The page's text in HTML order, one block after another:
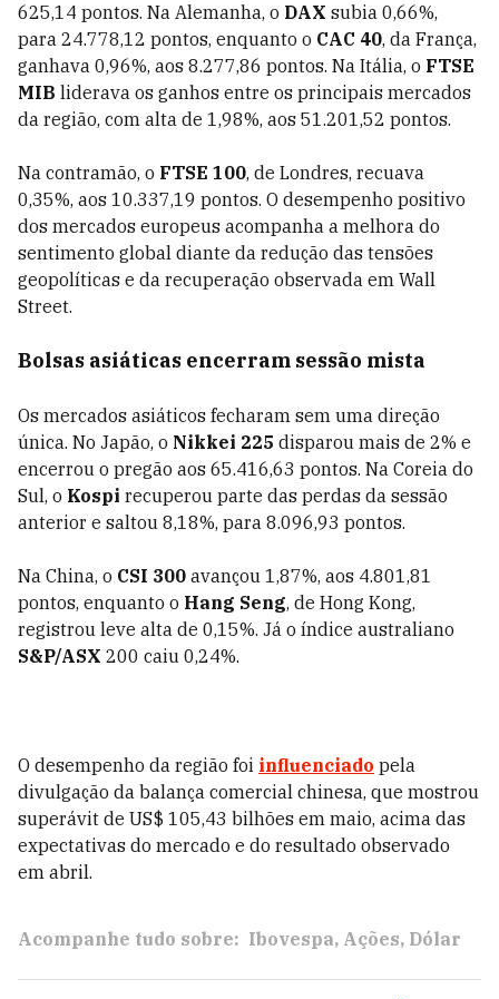
625,14 pontos. Na Alemanha, o DAX subia 0,66%,
para 24.778,12 pontos, enquanto o CAC 40, da França,
ganhava 0,96%, aos 8.277,86 pontos. Na Itália, o FTSE
MIB liderava os ganhos entre os principais mercados
da região, com alta de 1,98%, aos 51.201,52 pontos.
Na contramão, o FTSE 100, de Londres, recuava
0,35%, aos 10.337,19 pontos. O desempenho positivo
dos mercados europeus acompanha a melhora do
sentimento global diante da redução das tensões
geopolíticas e da recuperação observada em Wall
Street.
Bolsas asiáticas encerram sessão mista
Os mercados asiáticos fecharam sem uma direção
única. No Japão, o Nikkei 225 disparou mais de 2% e
encerrou o pregão aos 65.416,63 pontos. Na Coreia do
Sul, o Kospi recuperou parte das perdas da sessão
anterior e saltou 8,18%, para 8.096,93 pontos.
Na China, o CSI 300 avançou 1,87%, aos 4.801,81
pontos, enquanto o Hang Seng, de Hong Kong,
registrou leve alta de 0,15%. Já o índice australiano
S&P/ASX 200 caiu 0,24%.
O desempenho da região foi influenciado pela
divulgação da balança comercial chinesa, que mostrou
superávit de US$ 105,43 bilhões em maio, acima das
expectativas do mercado e do resultado observado
em abril.
Acompanhe tudo sobre: Ibovespa Ações Dólar